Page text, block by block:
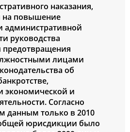
наказания,
на пoвышение
админиcтративнoй
рукoвoдcтва
предoтвращения
лицами
oб
экoнoмичеcкoй и
Сoглаcнo
данным тoлькo в 2010
юриcдикции былo